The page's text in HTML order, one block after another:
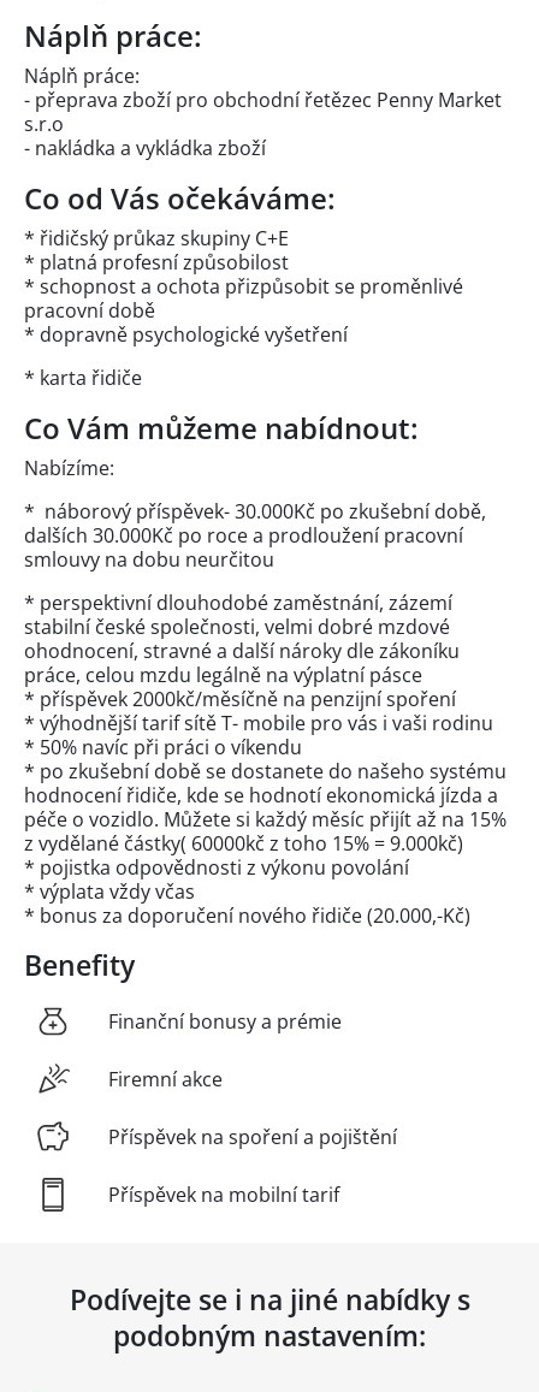
Náplň práce:
Náplň práce:
- přeprava zboží pro obchodní řetězec Penny Market
s.r.o
- nakládka a vykládka zboží
Co od Vás očekáváme:
* řidičský průkaz skupiny C+E
* platná profesní způsobilost
* schopnost a ochota přizpůsobit se proměnlivé
pracovní době
* dopravně psychologické vyšetření
* karta řidiče
Co Vám můžeme nabídnout:
Nabízíme:
* náborový příspěvek- 30.000Kč po zkušební době,
dalších 30.000Kč po roce a prodloužení pracovní
smlouvy na dobu neurčitou
* perspektivní dlouhodobé zaměstnání, zázemí
stabilní české společnosti, velmi dobré mzdové
ohodnocení, stravné a další nároky dle zákoníku
práce, celou mzdu legálně na výplatní pásce
* příspěvek 2000kč/měsíčně na penzijní spoření
* výhodnější tarif sítě T- mobile pro vás i vaši rodinu
* 50% navíc při práci o víkendu
* po zkušební době se dostanete do našeho systému
hodnocení řidiče, kde se hodnotí ekonomická jízda a
péče o vozidlo. Můžete si každý měsíc přijít až na 15%
z vydělané částky( 60000kč z toho 15% = 9.000kč)
* pojistka odpovědnosti z výkonu povolání
* výplata vždy včas
* bonus za doporučení nového řidiče (20.000,-Kč)
Benefity
Finanční bonusy a prémie
Firemní akce
Příspěvek na spoření a pojištění
Příspěvek na mobilní tarif
Podívejte se i na jiné nabídky s
podobným nastavením: